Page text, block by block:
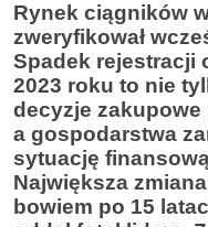
Rynek ciągników
zweryfikował
Spadek rejestracji
2023 roku to nie
decyzje zakupowe
a gospodarstwa
sytuację
Największa
bowiem po 15